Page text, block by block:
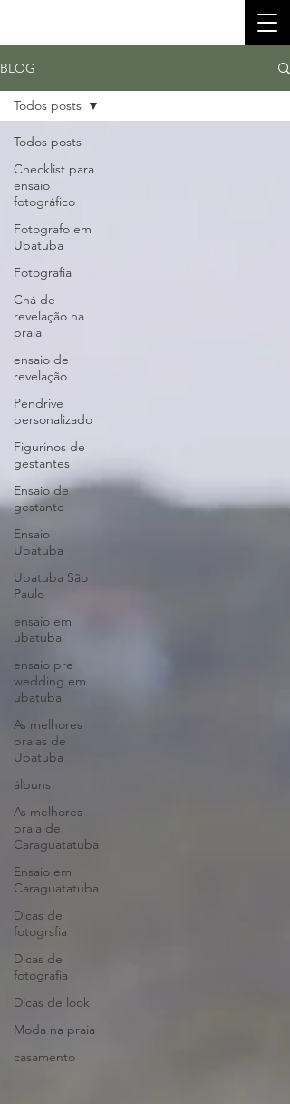
BLOG
Todos posts
Checklist para
ensaio
fotográfico
Fotografo em
Ubatuba
Fotografia
Chá de
revelação na
praia
ensaio de
revelação
Pendrive
personalizado
Figurinos de
gestantes
Ensaio de
gestante
Ensaio
Ubatuba
Ubatuba São
Paulo
ensaio em
ubatuba
ensaio pre
wedding em
ubatuba
As melhores
praias de
Ubatuba
álbuns
As melhores
praia de
Caraguatatuba
Ensaio em
Caraguatatuba
Dicas de
fotogrsfia
Dicas de
fotografia
Dicas de look
Moda na praia
casamento
Todos posts